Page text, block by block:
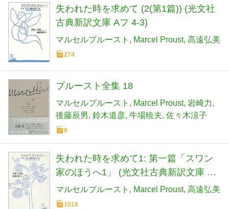
失われた時を求めて (2(第1篇)) (光文社
古典新訳文庫 Aフ 4-3)
マルセルプルースト Marcel Proust 高遠弘美
274
プルースト全集 18
マルセルプルースト Marcel Proust 岩崎力
後藤辰男 鈴木道彦 牛場暁夫 佐々木涼子
8
失われた時を求めて1: 第一篇「スワン
家のほうへ1」 (光文社古典新訳文庫 A
フ 4-2)
マルセルプルースト Marcel Proust 高遠弘美
1016